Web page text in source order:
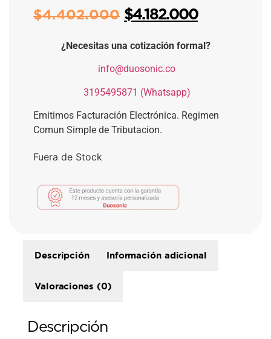
$4.402.000 $4.182.000
¿Necesitas una cotización formal?
info@duosonic.co
3195495871 (Whatsapp)
Emitimos Facturación Electrónica. Regimen
Comun Simple de Tributacion.
Fuera de Stock
Descripción Información adicional
Valoraciones (0)
Descripción